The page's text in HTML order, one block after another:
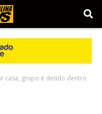
casa, grupo é detido dentro